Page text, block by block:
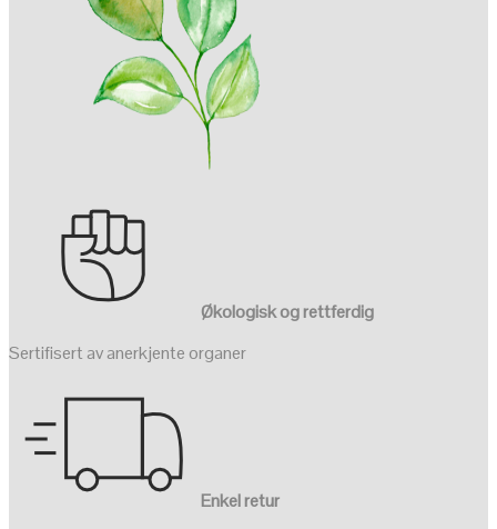
Økologisk og rettferdig
Sertifisert av anerkjente organer
Enkel retur